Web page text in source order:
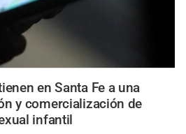
en Santa Fe a una
y comercialización de
infantil